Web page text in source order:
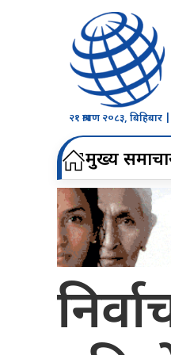
२१ श्रावण २०८३,
मुख्य